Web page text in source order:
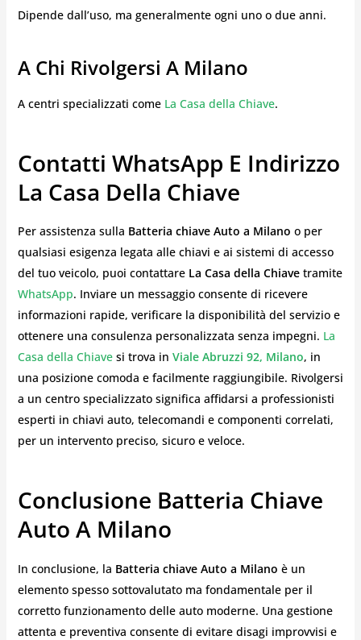
Dipende dall’uso, ma generalmente ogni uno o due anni.
A Chi Rivolgersi A Milano
A centri specializzati comeLa Casa della Chiave.
Contatti WhatsApp E Indirizzo
La Casa Della Chiave
Per assistenza sulla Batteria chiave Auto a Milano o per
qualsiasi esigenza legata alle chiavi e ai sistemi di accesso
del tuo veicolo, puoi contattare La Casa della Chiavetramite
WhatsApp. Inviare un messaggio consente di ricevere
informazioni rapide, verificare la disponibilità del servizio e
ottenere una consulenza personalizzata senza impegni. La
Casa della Chiavesi trova in Viale Abruzzi 92, Milano, in
una posizione comoda e facilmente raggiungibile. Rivolgersi
a un centro specializzato significa affidarsi a professionisti
esperti in chiavi auto, telecomandi e componenti correlati,
per un intervento preciso, sicuro e veloce.
Conclusione Batteria Chiave
Auto A Milano
In conclusione, la Batteria chiave Auto a Milano è un
elemento spesso sottovalutato ma fondamentale per il
corretto funzionamento delle auto moderne. Una gestione
attenta e preventiva consente di evitare disagi improvvisi e